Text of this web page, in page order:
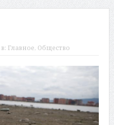
в: Главное, Общество